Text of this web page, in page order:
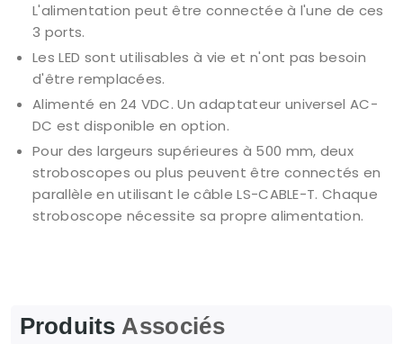
L'alimentation peut être connectée à l'une de ces
3 ports.
Les LED sont utilisables à vie et n'ont pas besoin
d'être remplacées.
Alimenté en 24 VDC. Un adaptateur universel AC-
DC est disponible en option.
Pour des largeurs supérieures à 500 mm, deux
stroboscopes ou plus peuvent être connectés en
parallèle en utilisant le câble LS-CABLE-T. Chaque
stroboscope nécessite sa propre alimentation.
ProduitsAssociés